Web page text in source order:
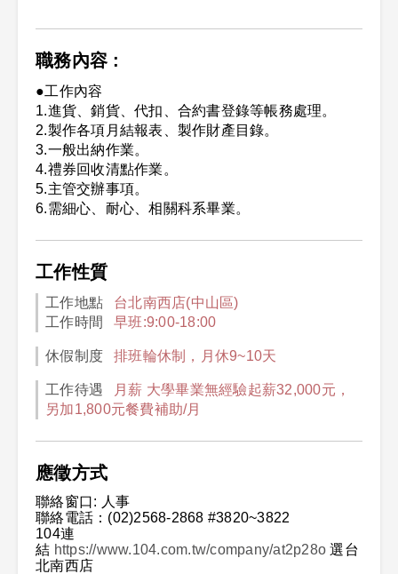
職務內容 :
●工作內容
1.進貨、銷貨、代扣、合約書登錄等帳務處理。
2.製作各項月結報表、製作財產目錄。
3.一般出納作業。
4.禮券回收清點作業。
5.主管交辦事項。
6.需細心、耐心、相關科系畢業。
工作性質
工作地點
台北南西店(中山區)
工作時間
早班:9:00-18:00
休假制度 排班輪休制，月休9~10天
工作待遇
月薪 大學畢業無經驗起薪32,000元，
另加1,800元餐費補助/月
應徵方式
聯絡窗口: 人事
聯絡電話：(02)2568-2868 #3820~3822
104連
結 https://www.104.com.tw/company/at2p28o 選台
北南西店